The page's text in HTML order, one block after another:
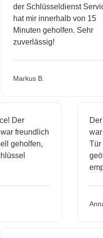
der Schlüsseldienst Service
hat mir innerhalb von 15
Minuten geholfen. Sehr
zuverlässig!
Markus B.
Der
war freundlich
geholfen,